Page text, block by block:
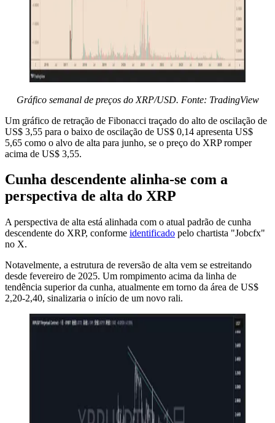
Gráfico semanal de preços do XRP/USD. Fonte: TradingView
Um gráfico de retração de Fibonacci traçado do alto de oscilação de
US$ 3,55 para o baixo de oscilação de US$ 0,14 apresenta US$
5,65 como o alvo de alta para junho, se o preço do XRP romper
acima de US$ 3,55.
Cunha descendente alinha-se com a
perspectiva de alta do XRP
A perspectiva de alta está alinhada com o atual padrão de cunha
descendente do XRP, conforme identificado pelo chartista "Jobcfx"
no X.
Notavelmente, a estrutura de reversão de alta vem se estreitando
desde fevereiro de 2025. Um rompimento acima da linha de
tendência superior da cunha, atualmente em torno da área de US$
2,20-2,40, sinalizaria o início de um novo rali.